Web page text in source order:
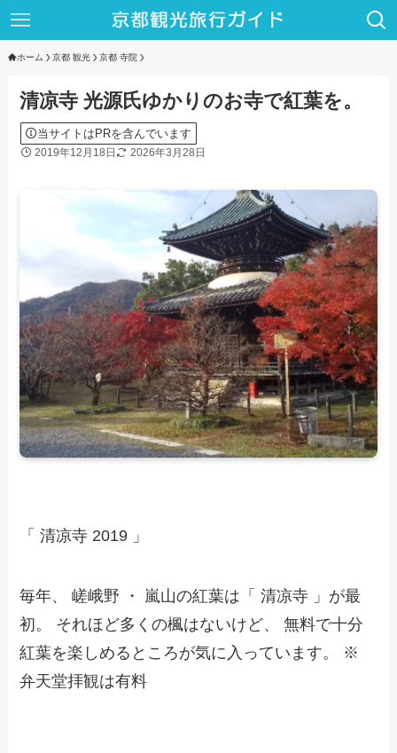
ホーム 京都 観光 京都 寺院
清凉寺 光源氏ゆかりのお寺で紅葉を。
当サイトはPRを含んでいます
2019年12月18日 2026年3月28日
「 清凉寺 2019 」
毎年、 嵯峨野 ・ 嵐山の紅葉は「 清凉寺 」が最
初。 それほど多くの楓はないけど、 無料で十分
紅葉を楽しめるところが気に入っています。 ※
弁天堂拝観は有料